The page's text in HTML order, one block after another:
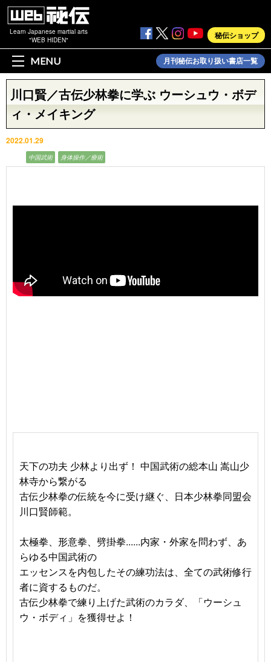
Learn Japanese martial arts
"WEB HIDEN"
秘伝ショップ
MENU 月刊秘伝お取り扱い書店一覧
川口賢／古伝少林拳に学ぶ ウーシュウ・ボデ
ィ・メイキング
2022.01.29
中国武術 身体操作／療術
天下の功夫 少林より出ず！ 中国武術の総本山 嵩山少
林寺から繋がる
古伝少林拳の伝統を今に受け継ぐ、日本少林拳同盟会
川口賢師範。
太極拳、形意拳、劈掛拳......内家・外家を問わず、あ
らゆる中国武術の
エッセンスを内包したその練功法は、全ての武術修行
者に資するものだ。
古伝少林拳で練り上げた武術のカラダ、「ウーシュ
ウ・ボディ」を獲得せよ！